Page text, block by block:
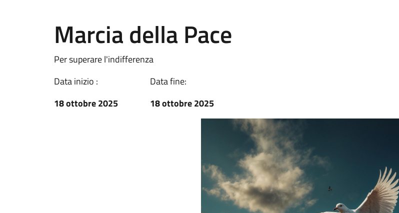
Marcia della Pace
Per superare l'indifferenza
Data inizio :
18 ottobre 2025
Data fine:
18 ottobre 2025